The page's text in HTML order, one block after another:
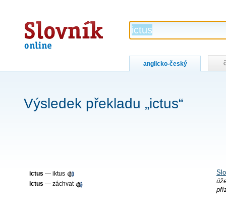
Slovník
online
anglicko-český
Výsledek překladu „ictus“
ictus — iktus
ictus — záchvat